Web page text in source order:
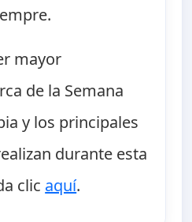
mayor
de la Semana
y los principales
durante esta
clic aquí.